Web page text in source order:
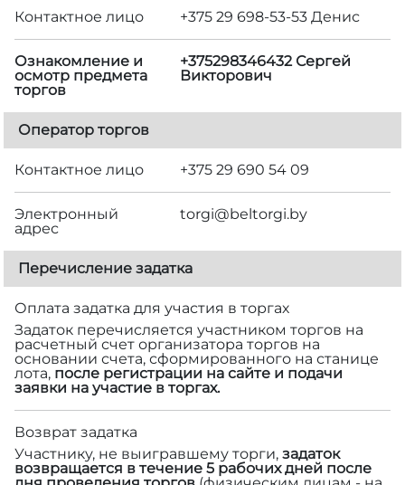
Контактное лицо +375 29 698-53-53 Денис
Ознакомление и
осмотр предмета
торгов
+375298346432 Сергей
Викторович
Оператор торгов
Контактное лицо +375 29 690 54 09
Электронный
адрес
torgi@beltorgi.by
Перечисление задатка
Оплата задатка для участия в торгах
Задаток перечисляется участником торгов на
расчетный счет организатора торгов на
основании счета, сформированного на станице
лота, после регистрации на сайте и подачи
заявки на участие в торгах.
Возврат задатка
Участнику, не выигравшему торги, задаток
возвращается в течение 5 рабочих дней после